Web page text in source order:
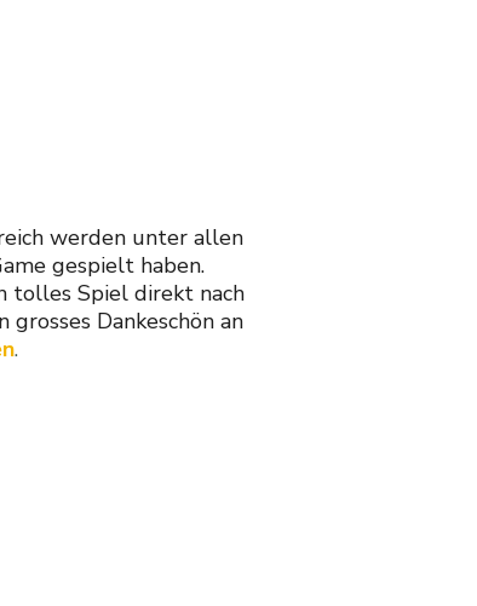
werden unter allen
gespielt haben.
tolles Spiel direkt nach
Dankeschön an
.